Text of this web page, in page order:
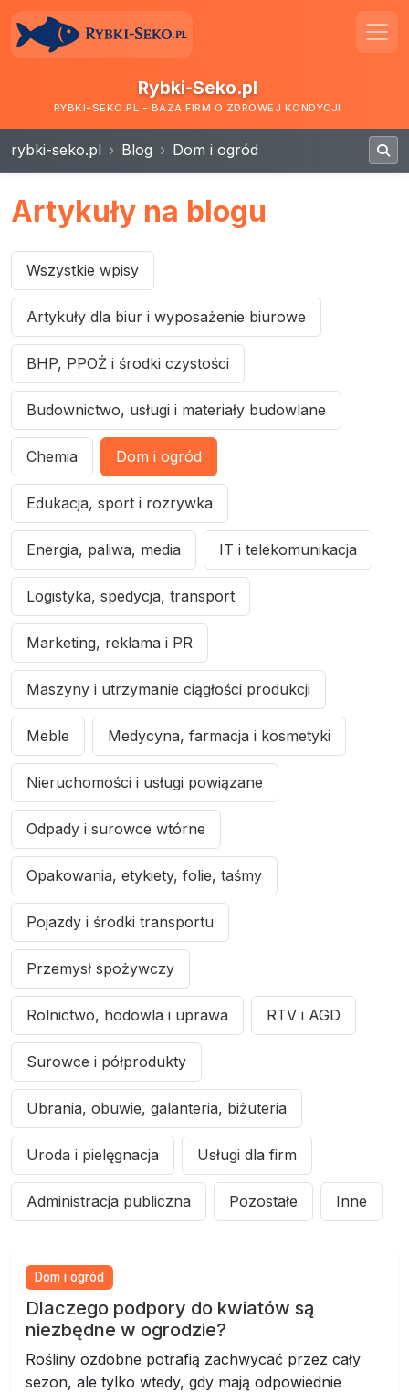
Rybki-Seko.pl
RYBKI-SEKO.PL - BAZA FIRM O ZDROWEJ KONDYCJI
rybki-seko.pl Blog Dom i ogród
Artykuły na blogu
Wszystkie wpisy
Artykuły dla biur i wyposażenie biurowe
BHP, PPOŻ i środki czystości
Budownictwo, usługi i materiały budowlane
Chemia Dom i ogród
Edukacja, sport i rozrywka
Energia, paliwa, media IT i telekomunikacja
Logistyka, spedycja, transport
Marketing, reklama i PR
Maszyny i utrzymanie ciągłości produkcji
Meble Medycyna, farmacja i kosmetyki
Nieruchomości i usługi powiązane
Odpady i surowce wtórne
Opakowania, etykiety, folie, taśmy
Pojazdy i środki transportu
Przemysł spożywczy
Rolnictwo, hodowla i uprawa RTV i AGD
Surowce i półprodukty
Ubrania, obuwie, galanteria, biżuteria
Uroda i pielęgnacja Usługi dla firm
Administracja publiczna Pozostałe Inne
Dom i ogród
Dlaczego podpory do kwiatów są
niezbędne w ogrodzie?
Rośliny ozdobne potrafią zachwycać przez cały
sezon, ale tylko wtedy, gdy mają odpowiednie